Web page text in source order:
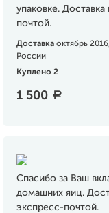
упаковке.
почтой.
Доставка октябрь
России
Куплено 2
1 500 a
Спасибо за Ваш
домашних яиц.
экспресс-почтой.